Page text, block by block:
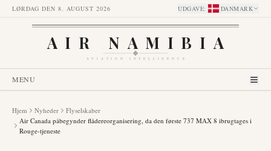
LØRDAG DEN 8. AUGUST 2026 UDGAVE: DANMARK
AIR NAMIBIA
AVIATION INTELLIGENCE
MENU
Hjem Nyheder
Flyselskaber
Air Canada påbegynder flådereorganisering, da den første 737 MAX 8 ibrugtages i
Rouge-tjeneste